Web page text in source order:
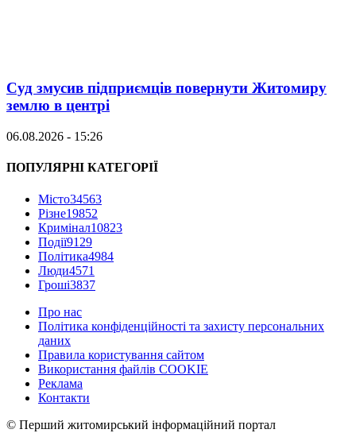
Суд змусив підприємців повернути Житомиру
землю в центрі
06.08.2026 - 15:26
ПОПУЛЯРНІ КАТЕГОРІЇ
Місто34563
Різне19852
Кримінал10823
Події9129
Політика4984
Люди4571
Гроші3837
Про нас
Політика конфіденційності та захисту персональних
даних
Правила користування сайтом
Використання файлів COOKIE
Реклама
Контакти
© Перший житомирський інформаційний портал